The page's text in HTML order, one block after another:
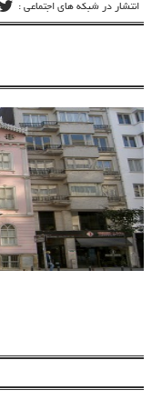
انتشار در شبکه های اجتماعی :